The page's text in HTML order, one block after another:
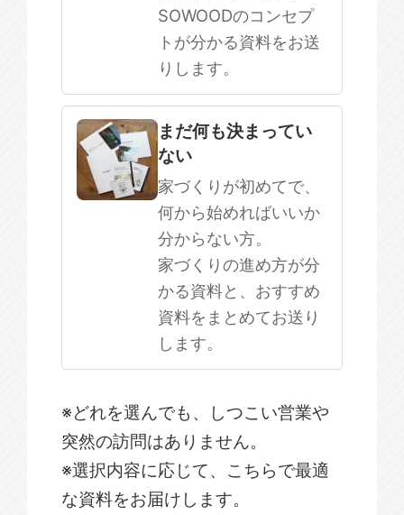
SOWOODのコンセプ
トが分かる資料をお送
りします。
まだ何も決まってい
ない
家づくりが初めてで、
何から始めればいいか
分からない方。
家づくりの進め方が分
かる資料と、おすすめ
資料をまとめてお送り
します。
※どれを選んでも、しつこい営業や
突然の訪問はありません。
※選択内容に応じて、こちらで最適
な資料をお届けします。